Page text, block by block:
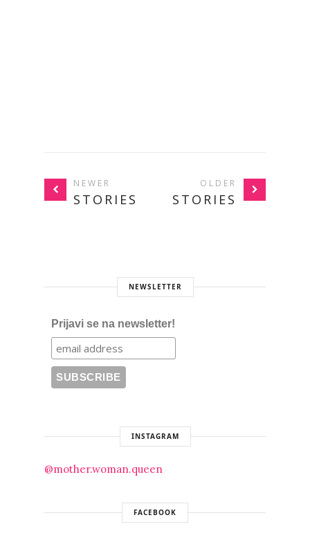
NEWER
STORIES
OLDER
STORIES
NEWSLETTER
Prijavi se na newsletter!
INSTAGRAM
@mother.woman.queen
FACEBOOK